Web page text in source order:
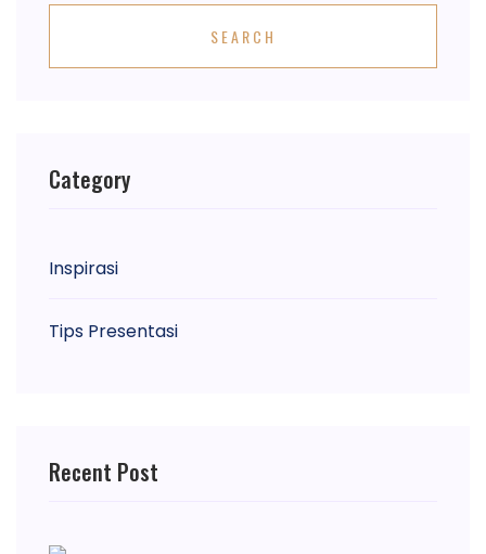
SEARCH
Category
Inspirasi
Tips Presentasi
Recent Post